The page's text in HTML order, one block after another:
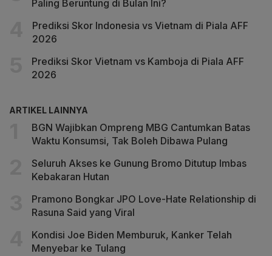
Paling Beruntung di Bulan Ini?
Prediksi Skor Indonesia vs Vietnam di Piala AFF
2026
Prediksi Skor Vietnam vs Kamboja di Piala AFF
2026
ARTIKEL LAINNYA
BGN Wajibkan Ompreng MBG Cantumkan Batas
Waktu Konsumsi, Tak Boleh Dibawa Pulang
Seluruh Akses ke Gunung Bromo Ditutup Imbas
Kebakaran Hutan
Pramono Bongkar JPO Love-Hate Relationship di
Rasuna Said yang Viral
Kondisi Joe Biden Memburuk, Kanker Telah
Menyebar ke Tulang